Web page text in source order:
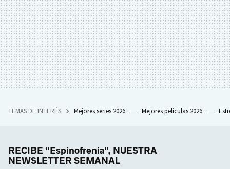
TEMAS DE INTERÉS Mejores series 2026 Mejores películas 2026
RECIBE "Espinofrenia", NUESTRA
NEWSLETTER SEMANAL